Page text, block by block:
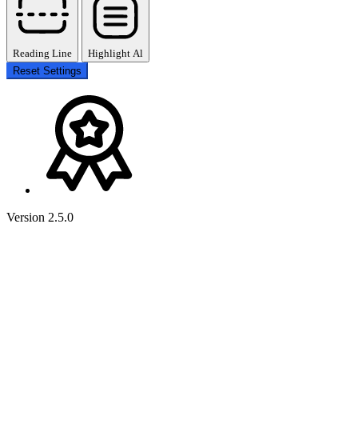
Reading Line
Highlight Al
Reset Settings
Version 2.5.0